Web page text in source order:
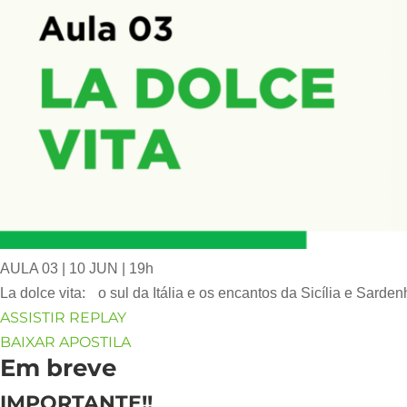
AULA 03 | 10 JUN | 19h
La dolce vita: o sul da Itália e os encantos da Sicília e
ASSISTIR REPLAY
BAIXAR APOSTILA
Em breve